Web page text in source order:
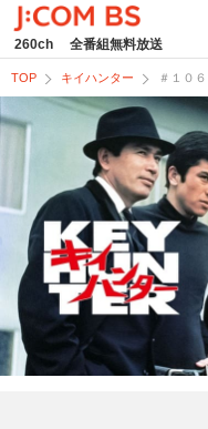
260ch 全番組無料放送
TOP キイハンター ＃１０